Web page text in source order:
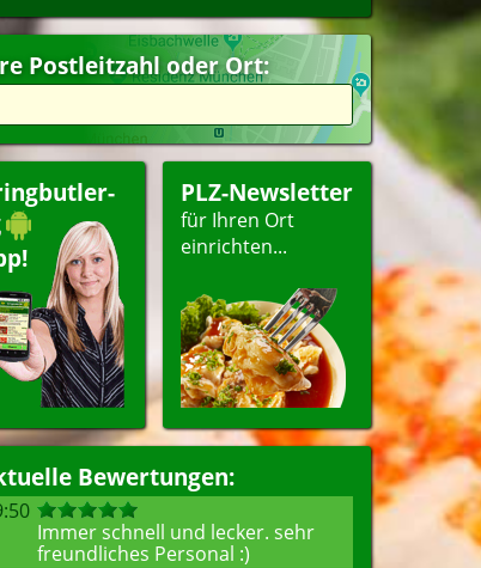
Postleitzahl oder Ort:
PLZ-Newsletter
für Ihren Ort
einrichten...
Bewertungen:
Immer schnell und lecker. sehr
freundliches Personal :)
Shop zuerst)